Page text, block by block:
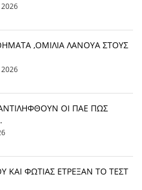
,ΟΜΙΛΙΑ ΛΑΝΟΥΑ ΣΤΟΥΣ
ΟΙ ΠΑΕ ΠΩΣ
ΚΑΙ ΦΩΤΙΑΣ ΕΤΡΕΞΑΝ ΤΟ ΤΕΣΤ